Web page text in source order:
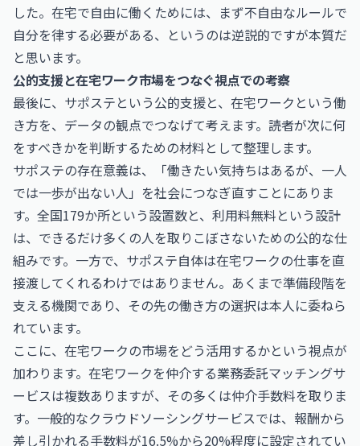
した。在宅で自由に働くためには、まず不自由なルールで
自分を律する必要がある、というのは逆説的ですが本質だ
と思います。
公的支援と在宅ワーク市場をつなぐ視点での考察
最後に、サポステという公的支援と、在宅ワークという働
き方を、データの観点でつなげて考えます。読者が次に何
をすべきかを判断するための材料として整理します。
サポステの存在意義は、「働きたい気持ちはあるが、一人
では一歩が出ない人」を社会につなぎ直すことにありま
す。全国179か所という設置数と、利用料無料という設計
は、できるだけ多くの人を取りこぼさないための公的な仕
組みです。一方で、サポステ自体は在宅ワークの仕事を直
接渡してくれるわけではありません。あくまで準備段階を
支える機関であり、その先の働き方の選択は本人に委ねら
れています。
ここに、在宅ワークの市場をどう活用するかという視点が
加わります。在宅ワークを仲介する業務委託マッチングサ
ービスは複数ありますが、その多くは仲介手数料を取りま
す。一般的なクラウドソーシングサービスでは、報酬から
差し引かれる手数料が16.5%から20%程度に設定されてい